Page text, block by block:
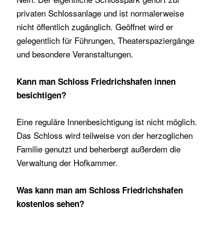
privaten Schlossanlage und ist normalerweise
nicht öffentlich zugänglich. Geöffnet wird er
gelegentlich für Führungen, Theaterspaziergänge
und besondere Veranstaltungen.
Kann man Schloss Friedrichshafen innen
besichtigen?
Eine reguläre Innenbesichtigung ist nicht möglich.
Das Schloss wird teilweise von der herzoglichen
Familie genutzt und beherbergt außerdem die
Verwaltung der Hofkammer.
Was kann man am Schloss Friedrichshafen
kostenlos sehen?